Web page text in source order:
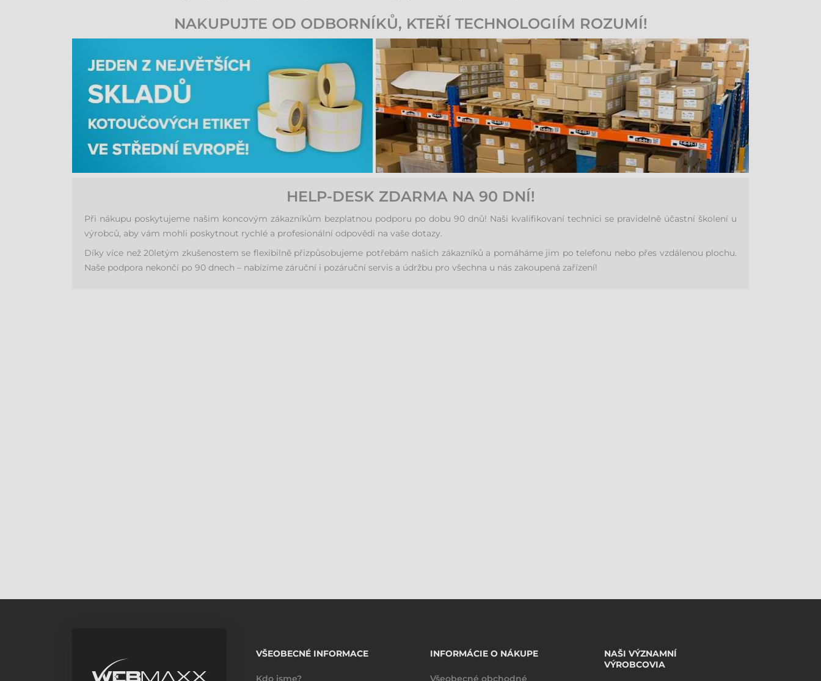
NAKUPUJTE OD ODBORNÍKŮ, KTEŘÍ TECHNOLOGIÍM ROZUMÍ!
HELP-DESK ZDARMA NA 90 DNÍ!
Při nákupu poskytujeme našim koncovým zákazníkům bezplatnou podporu po dobu 90 dnů! Naši kvalifikovaní technici se pravidelně účastní školení u
výrobců, aby vám mohli poskytnout rychlé a profesionální odpovědi na vaše dotazy.
Díky více než 20letým zkušenostem se flexibilně přizpůsobujeme potřebám našich zákazníků a pomáháme jim po telefonu nebo přes vzdálenou plochu.
Naše podpora nekončí po 90 dnech – nabízíme záruční i pozáruční servis a údržbu pro všechna u nás zakoupená zařízení!
VŠEOBECNÉ INFORMACE
Kdo jsme?
INFORMÁCIE O NÁKUPE
Všeobecné obchodné
NAŠI VÝZNAMNÍ
VÝROBCOVIA